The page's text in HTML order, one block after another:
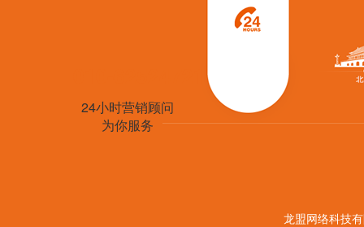
24小时营销顾问
为你服务
龙盟网络科技